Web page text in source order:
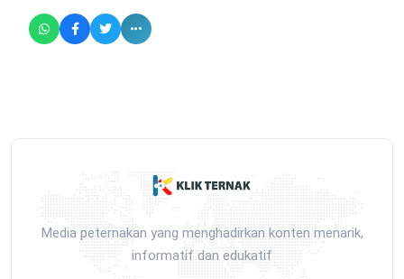
Media peternakan yang menghadirkan konten menarik,
informatif dan edukatif